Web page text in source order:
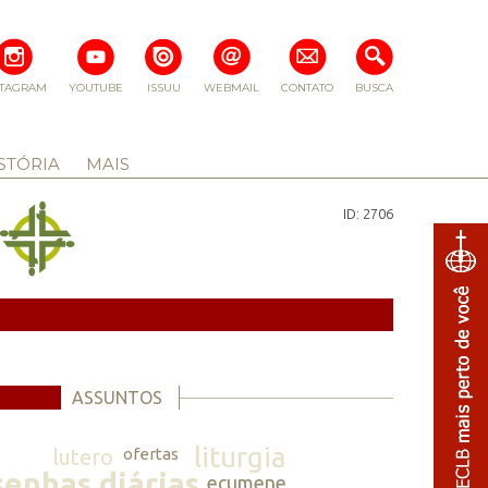
BUSCA
CONTATO
WEBMAIL
ISSUU
YOUTUBE
MAIS
ID: 2706
ASSUNTOS
lutero ofertas liturgia
ecumene